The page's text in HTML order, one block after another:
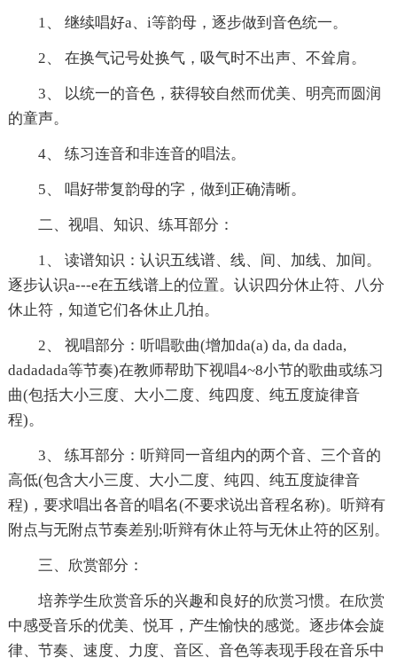
1、 继续唱好a、i等韵母，逐步做到音色统一。
2、 在换气记号处换气，吸气时不出声、不耸肩。
3、 以统一的音色，获得较自然而优美、明亮而圆润
的童声。
4、 练习连音和非连音的唱法。
5、 唱好带复韵母的字，做到正确清晰。
二、视唱、知识、练耳部分：
1、 读谱知识：认识五线谱、线、间、加线、加间。
逐步认识a---e在五线谱上的位置。认识四分休止符、八分
休止符，知道它们各休止几拍。
2、 视唱部分：听唱歌曲(增加da(a) da, da dada,
dadadada等节奏)在教师帮助下视唱4~8小节的歌曲或练习
曲(包括大小三度、大小二度、纯四度、纯五度旋律音
程)。
3、 练耳部分：听辩同一音组内的两个音、三个音的
高低(包含大小三度、大小二度、纯四、纯五度旋律音
程)，要求唱出各音的唱名(不要求说出音程名称)。听辩有
附点与无附点节奏差别;听辩有休止符与无休止符的区别。
三、欣赏部分：
培养学生欣赏音乐的兴趣和良好的欣赏习惯。在欣赏
中感受音乐的优美、悦耳，产生愉快的感觉。逐步体会旋
律、节奏、速度、力度、音区、音色等表现手段在音乐中